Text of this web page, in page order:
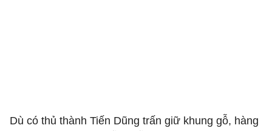
Dù có thủ thành Tiến Dũng trấn giữ khung gỗ, hàng